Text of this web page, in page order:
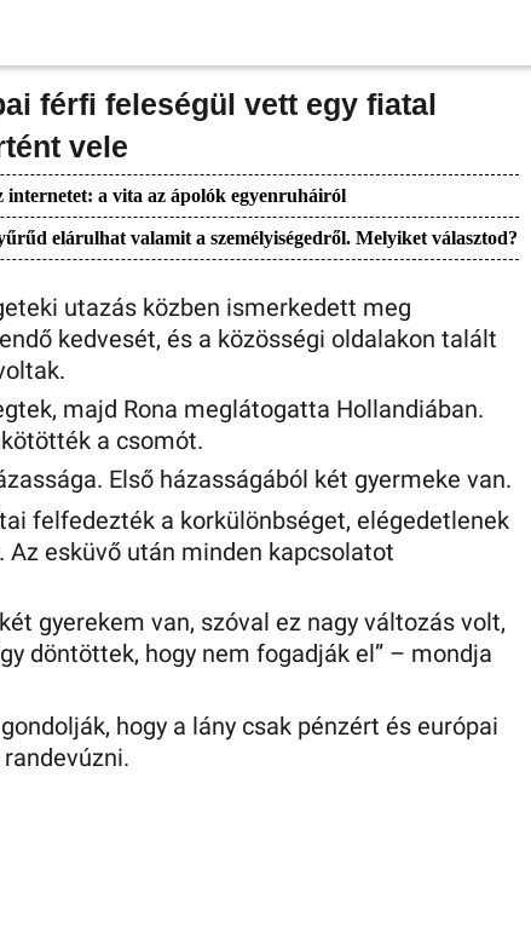
férfi feleségül vett egy fiatal
vele
internetet: a vita az ápolók egyenruháiról
elárulhat valamit a személyiségedről. Melyiket választod?
utazás közben ismerkedett meg
kedvesét, és a közösségi oldalakon talált
majd Rona meglátogatta Hollandiában.
a csomót.
Első házasságából két gyermeke van.
felfedezték a korkülönbséget, elégedetlenek
esküvő után minden kapcsolatot
gyerekem van, szóval ez nagy változás volt,
döntöttek, hogy nem fogadják el” – mondja
hogy a lány csak pénzért és európai